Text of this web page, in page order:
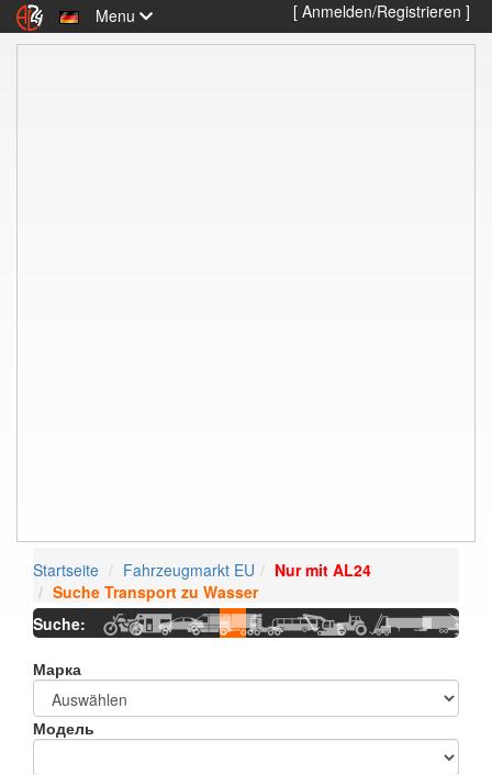
Menu [ Anmelden/Registrieren ]
Startseite Fahrzeugmarkt EU
Nur mit AL24
Suche Transport zu Wasser
Suche:
Марка
Модель